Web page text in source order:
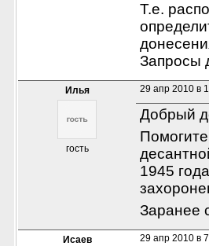
Т.е.
Запросы
Илья
гость
29 апр 2010 в
Добрый
1945
Заранее
Исаев 29 апр 2010 в